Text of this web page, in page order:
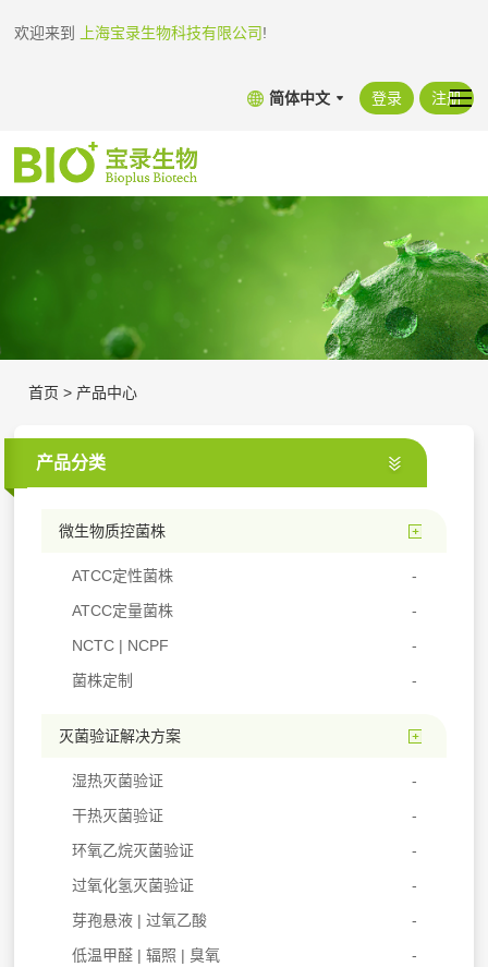
欢迎来到 上海宝录生物科技有限公司!
简体中文 登录 注册
首页 > 产品中心
产品分类
微生物质控菌株
ATCC定性菌株
ATCC定量菌株
NCTC | NCPF
菌株定制
灭菌验证解决方案
湿热灭菌验证
干热灭菌验证
环氧乙烷灭菌验证
过氧化氢灭菌验证
芽孢悬液 | 过氧乙酸
低温甲醛 | 辐照 | 臭氧